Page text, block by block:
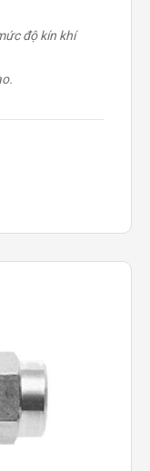
độ kín khí